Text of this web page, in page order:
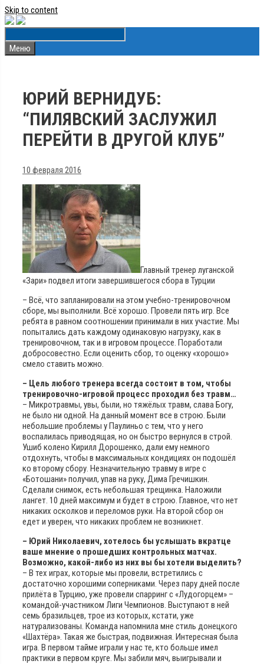
Skip to content
Меню
ЮРИЙ ВЕРНИДУБ:
“ПИЛЯВСКИЙ ЗАСЛУЖИЛ
ПЕРЕЙТИ В ДРУГОЙ КЛУБ”
10 февраля 2016
Главный тренер луганской
«Зари» подвел итоги завершившегося сбора в Турции
– Всё, что запланировали на этом учебно-тренировочном
сборе, мы выполнили. Всё хорошо. Провели пять игр. Все
ребята в равном соотношении принимали в них участие. Мы
попытались дать каждому одинаковую нагрузку, как в
тренировочном, так и в игровом процессе. Поработали
добросовестно. Если оценить сбор, то оценку «хорошо»
смело ставить можно.
– Цель любого тренера всегда состоит в том, чтобы
тренировочно-игровой процесс проходил без травм…
– Микротравмы, увы, были, но тяжёлых травм, слава Богу,
не было ни одной. На данный момент все в строю. Были
небольшие проблемы у Паулиньо с тем, что у него
воспалилась приводящая, но он быстро вернулся в строй.
Ушиб колено Кирилл Дорошенко, дали ему немного
отдохнуть, чтобы в максимальных кондициях он подошёл
ко второму сбору. Незначительную травму в игре с
«Ботошани» получил, упав на руку, Дима Гречишкин.
Сделали снимок, есть небольшая трещинка. Наложили
лангет. 10 дней максимум и будет в строю. Главное, что нет
никаких осколков и переломов руки. На второй сбор он
едет и уверен, что никаких проблем не возникнет.
– Юрий Николаевич, хотелось бы услышать вкратце
ваше мнение о прошедших контрольных матчах.
Возможно, какой-либо из них вы бы хотели выделить?
– В тех играх, которые мы провели, встретились с
достаточно хорошими соперниками. Через пару дней после
прилёта в Турцию, уже провели спарринг с «Лудогорцем» –
командой-участником Лиги Чемпионов. Выступают в ней
семь бразильцев, трое из которых, кстати, уже
натурализованы. Команда напомнила мне стиль донецкого
«Шахтёра». Такая же быстрая, подвижная. Интересная была
игра. В первом тайме играли у нас те, кто больше имел
практики в первом круге. Мы забили мяч, выигрывали и